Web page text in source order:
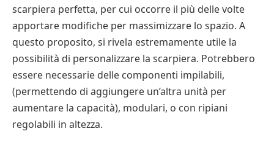
scarpiera perfetta, per cui occorre il più delle volte
apportare modifiche per massimizzare lo spazio. A
questo proposito, si rivela estremamente utile la
possibilità di personalizzare la scarpiera. Potrebbero
essere necessarie delle componenti impilabili,
(permettendo di aggiungere un’altra unità per
aumentare la capacità), modulari, o con ripiani
regolabili in altezza.